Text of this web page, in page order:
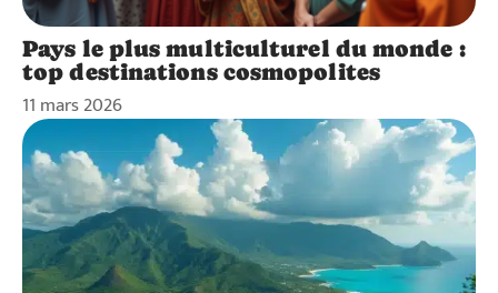
Pays le plus multiculturel du monde :
top destinations cosmopolites
11 mars 2026